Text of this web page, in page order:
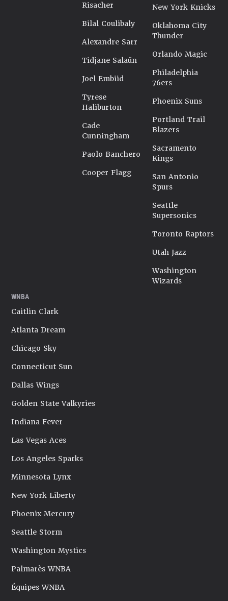
Risacher
Bilal Coulibaly
Alexandre Sarr
Tidjane Salaün
Joel Embiid
Tyrese
Haliburton
Cade
Cunningham
Paolo Banchero
Cooper Flagg
New York Knicks
Oklahoma City
Thunder
Orlando Magic
Philadelphia
76ers
Phoenix Suns
Portland Trail
Blazers
Sacramento
Kings
San Antonio
Spurs
Seattle
Supersonics
Toronto Raptors
Utah Jazz
Washington
Wizards
WNBA
Caitlin Clark
Atlanta Dream
Chicago Sky
Connecticut Sun
Dallas Wings
Golden State Valkyries
Indiana Fever
Las Vegas Aces
Los Angeles Sparks
Minnesota Lynx
New York Liberty
Phoenix Mercury
Seattle Storm
Washington Mystics
Palmarès WNBA
Équipes WNBA